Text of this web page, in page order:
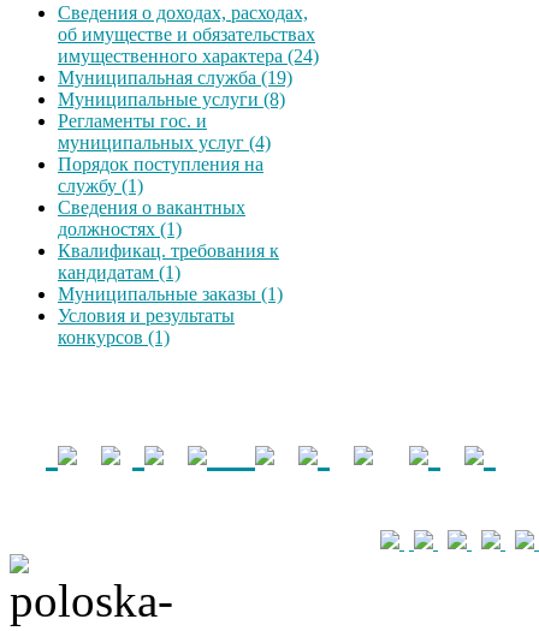
Сведения о доходах, расходах,
об имуществе и обязательствах
имущественного характера (24)
Муниципальная служба (19)
Муниципальные услуги (8)
Регламенты гос. и
муниципальных услуг (4)
Порядок поступления на
службу (1)
Сведения о вакантных
должностях (1)
Квалификац. требования к
кандидатам (1)
Муниципальные заказы (1)
Условия и результаты
конкурсов (1)